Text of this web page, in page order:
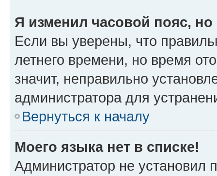
Я изменил часовой пояс,
Если вы уверены, что
летнего времени, но время
значит, неправильно
администратора для
Вернуться к началу
Моего языка нет в списке!
Администратор не установил